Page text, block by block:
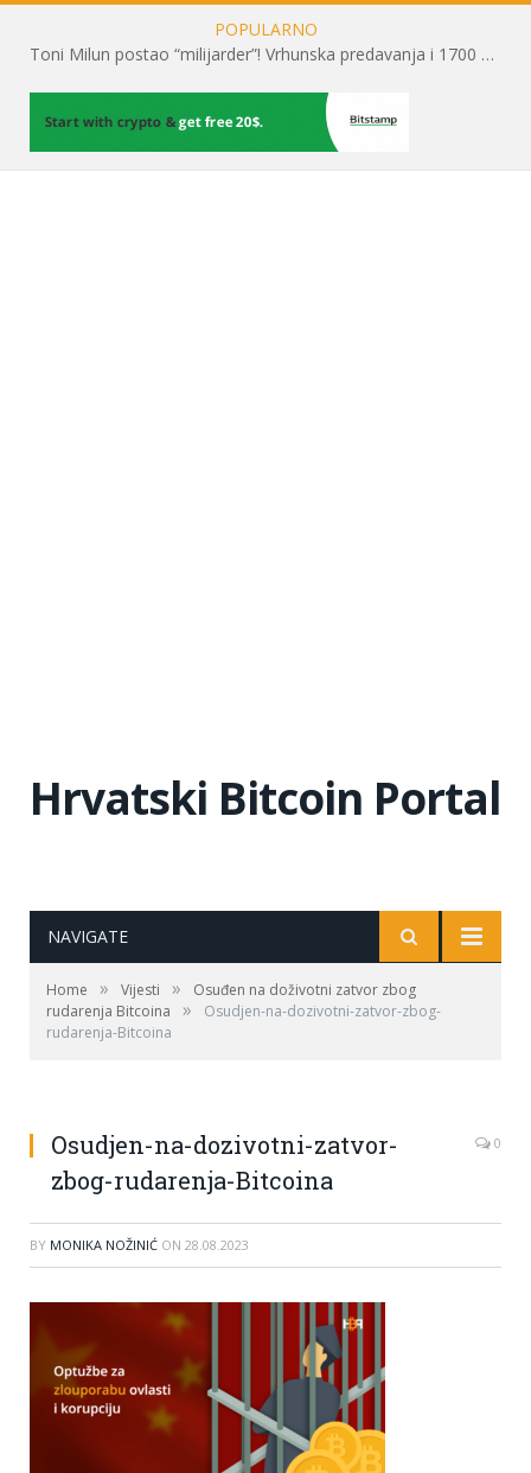
POPULARNO
Toni Milun postao “milijarder”! Vrhunska predavanja i 1700 posjetitelja obilježili su mjesec financijske pismenosti
Hrvatski Bitcoin Portal
NAVIGATE
Home » Vijesti »
Osuđen na doživotni zatvor zbog
rudarenja Bitcoina
»
Osudjen-na-dozivotni-zatvor-zbog-
rudarenja-Bitcoina
Osudjen-na-dozivotni-zatvor-
zbog-rudarenja-Bitcoina
0
BY MONIKA NOŽINIĆ ON 28.08.2023